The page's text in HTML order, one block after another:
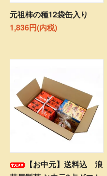
元祖柿の種12袋缶入り
1,836円(内税)
【お中元】送料込 浪